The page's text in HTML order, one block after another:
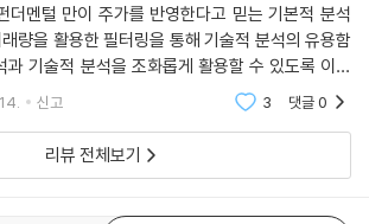
량을 활용한 필터링을 통해 기술적 분석의 유용함
과 기술적 분석을 조화롭게 활용할 수 있도록 이끌
책.... 지금처럼 어러운 시기에 여러
신고 3 댓글0
리뷰 전체보기